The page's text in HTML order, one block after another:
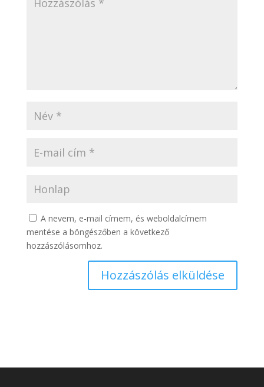
A nevem, e-mail címem, és weboldalcímem
mentése a böngészőben a következő
hozzászólásomhoz.